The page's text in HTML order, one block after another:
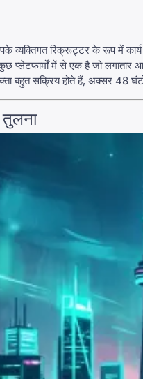
व्यक्तिगत रिक्रूट्टर के रूप में कार्य
प्लेटफार्मों में से एक है जो लगातार
बहुत सक्रिय होते हैं, अक्सर 48
तुलना